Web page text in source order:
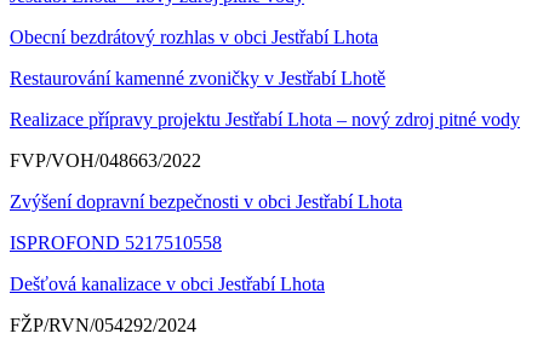
Obecní bezdrátový rozhlas v obci Jestřabí Lhota
Restaurování kamenné zvoničky v Jestřabí Lhotě
Realizace přípravy projektu Jestřabí Lhota – nový zdroj pitné vody
FVP/VOH/048663/2022
Zvýšení dopravní bezpečnosti v obci Jestřabí Lhota
ISPROFOND 5217510558
Dešťová kanalizace v obci Jestřabí Lhota
FŽP/RVN/054292/2024